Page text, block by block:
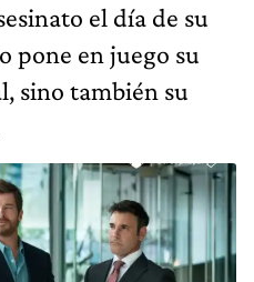
el día de su
pone en juego su
sino también su